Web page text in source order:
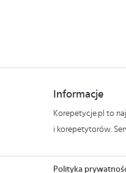
Informacje
Korepetycje.pl to
i korepetytorów.
Polityka